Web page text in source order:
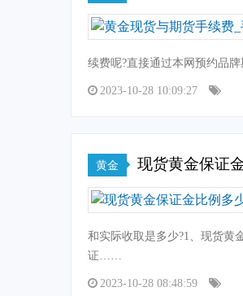
续费呢?直接通过本网预约品
2023-10-28 10:09:27
黄金 现货黄金保证
和实际收取是多少?1、现货黄
证……
2023-10-28 08:48:59